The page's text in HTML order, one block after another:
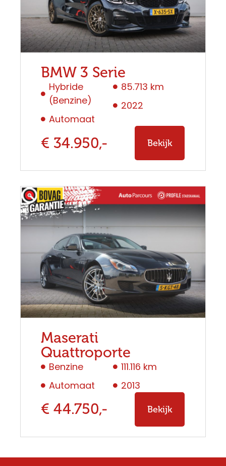
BMW 3 Serie
Hybride
(Benzine)
Automaat
85.713 km
2022
€ 34.950,- Bekijk
Maserati
Quattroporte
Benzine
Automaat
111.116 km
2013
€ 44.750,- Bekijk